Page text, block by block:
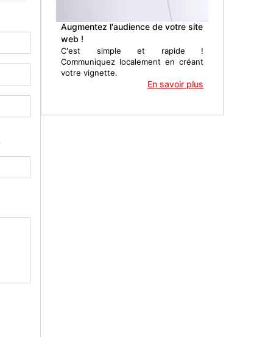
Augmentez l'audience de votre site
web !
C'est simple et rapide !
Communiquez localement en créant
votre vignette.
En savoir plus